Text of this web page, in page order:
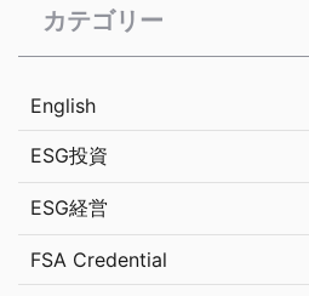
カテゴリー
English
ESG投資
ESG経営
FSA Credential